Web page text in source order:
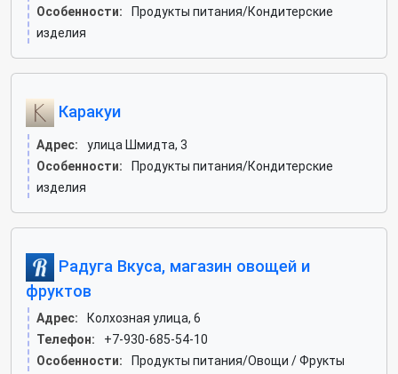
Особенности:
Продукты питания/Кондитерские
изделия
Каракуи
Адрес:
улица Шмидта, 3
Особенности:
Продукты питания/Кондитерские
изделия
Радуга Вкуса, магазин овощей и
фруктов
Адрес:
Колхозная улица, 6
Телефон:
+7-930-685-54-10
Особенности:
Продукты питания/Овощи / Фрукты